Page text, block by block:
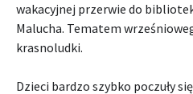
wakacyjnej przerwie do
Malucha. Tematem
krasnoludki.
Dzieci bardzo szybko poczuły